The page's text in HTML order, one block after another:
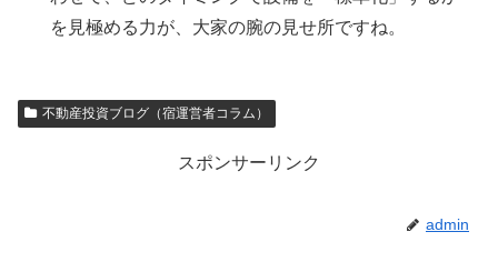
を見極める力が、大家の腕の見せ所ですね。
不動産投資ブログ（宿運営者コラム）
スポンサーリンク
admin